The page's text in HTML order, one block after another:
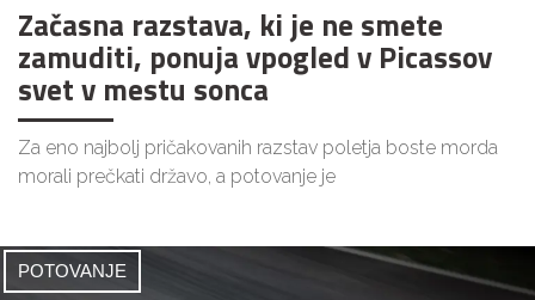
Začasna razstava, ki je ne smete
zamuditi, ponuja vpogled v Picassov
svet v mestu sonca
Za eno najbolj pričakovanih razstav poletja boste morda
morali prečkati državo, a potovanje je
POTOVANJE